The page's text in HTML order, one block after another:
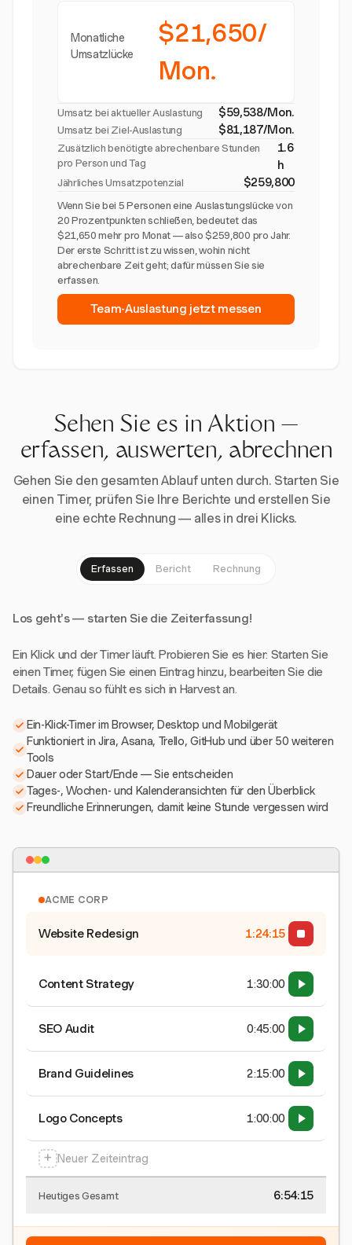
Monatliche
Umsatzlücke
$21,650/
Mon.
Umsatz bei aktueller Auslastung $59,538/Mon.
Umsatz bei Ziel-Auslastung $81,187/Mon.
Zusätzlich benötigte abrechenbare Stunden
pro Person und Tag
1.6
h
Jährliches Umsatzpotenzial $259,800
Wenn Sie bei 5 Personen eine Auslastungslücke von
20 Prozentpunkten schließen, bedeutet das
$21,650 mehr pro Monat — also $259,800 pro Jahr.
Der erste Schritt ist zu wissen, wohin nicht
abrechenbare Zeit geht; dafür müssen Sie sie
erfassen.
Team-Auslastung jetzt messen
Sehen Sie es in Aktion —
erfassen, auswerten, abrechnen
Gehen Sie den gesamten Ablauf unten durch. Starten Sie
einen Timer, prüfen Sie Ihre Berichte und erstellen Sie
eine echte Rechnung — alles in drei Klicks.
Erfassen Bericht Rechnung
Los geht's — starten Sie die Zeiterfassung!
Ein Klick und der Timer läuft. Probieren Sie es hier: Starten Sie
einen Timer, fügen Sie einen Eintrag hinzu, bearbeiten Sie die
Details. Genau so fühlt es sich in Harvest an.
Ein-Klick-Timer im Browser, Desktop und Mobilgerät
Funktioniert in Jira, Asana, Trello, GitHub und über 50 weiteren
Tools
Dauer oder Start/Ende — Sie entscheiden
Tages-, Wochen- und Kalenderansichten für den Überblick
Freundliche Erinnerungen, damit keine Stunde vergessen wird
ACME CORP
Website Redesign 1:24:15
Content Strategy 1:30:00
SEO Audit 0:45:00
Brand Guidelines 2:15:00
Logo Concepts 1:00:00
+ Neuer Zeiteintrag
Heutiges Gesamt 6:54:15